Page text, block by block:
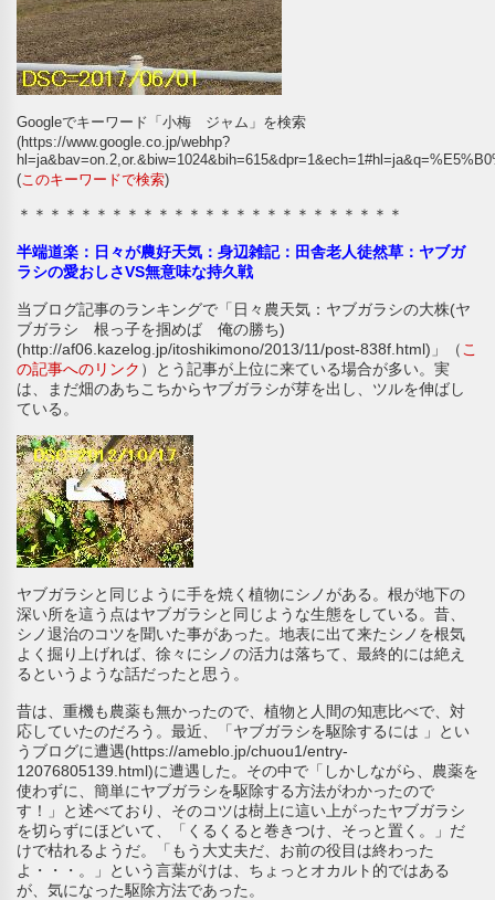
Googleでキーワード「小梅 ジャム」を検索
(https://www.google.co.jp/webhp?
( このキーワードで検索)
＊＊＊＊＊＊＊＊＊＊＊＊＊＊＊＊＊＊＊＊＊＊＊＊＊
半端道楽：日々が農好天気：身辺雑記：田舎老人徒然草：ヤブガ
ラシの愛おしさVS無意味な持久戦
当ブログ記事のランキングで「日々農天気：ヤブガラシの大株(ヤ
ブガラシ 根っ子を掴めば 俺の勝ち)
(http://af06.kazelog.jp/itoshikimono/2013/11/post-838f.html)」（ こ
の記事へのリンク ）とう記事が上位に来ている場合が多い。実
は、まだ畑のあちこちからヤブガラシが芽を出し、ツルを伸ばし
ている。
ヤブガラシと同じように手を焼く植物にシノがある。根が地下の
深い所を這う点はヤブガラシと同じような生態をしている。昔、
シノ退治のコツを聞いた事があった。地表に出て来たシノを根気
よく掘り上げれば、徐々にシノの活力は落ちて、最終的には絶え
るというような話だったと思う。
昔は、重機も農薬も無かったので、植物と人間の知恵比べで、対
応していたのだろう。最近、「ヤブガラシを駆除するには 」とい
うブログに遭遇(https://ameblo.jp/chuou1/entry-
12076805139.html)に遭遇した。その中で「しかしながら、農薬を
使わずに、簡単にヤブガラシを駆除する方法がわかったので
す！」と述べており、そのコツは樹上に這い上がったヤブガラシ
を切らずにほどいて、「くるくると巻きつけ、そっと置く。」だ
けで枯れるようだ。「もう大丈夫だ、お前の役目は終わった
よ・・・。」という言葉がけは、ちょっとオカルト的ではある
が、気になった駆除方法であった。